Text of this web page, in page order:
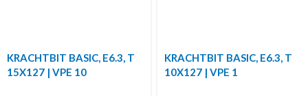
KRACHTBIT BASIC, E6.3, T
15X127 | VPE 10
KRACHTBIT BASIC, E6.3, T
10X127 | VPE 1